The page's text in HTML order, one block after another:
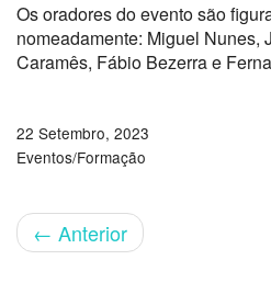
Os oradores do evento são
nomeadamente: Miguel Nunes,
Caramês, Fábio Bezerra e
22 Setembro, 2023
Eventos/Formação
← Anterior